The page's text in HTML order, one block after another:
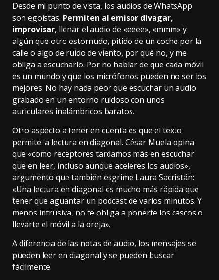
Desde mi punto de vista, los audios de WhatsApp
son egoístas. Permiten al emisor divagar,
improvisar, llenar el audio de «eeee», «mmm» y
algún que otro estornudo, pitido de un coche por la
calle o algo de ruido de viento, por qué no, y me
obliga a escucharlo. Por no hablar de que cada móvil
es un mundo y que los micrófonos pueden no ser los
mejores. No hay nada peor que escuchar un audio
grabado en un entorno ruidoso con unos
auriculares inalámbricos baratos.
Otro aspecto a tener en cuenta es que el texto
permite la lectura en diagonal. César Muela opina
que «como receptores tardamos más en escuchar
que en leer, incluso aunque aceleres los audios»,
argumento que también esgrime Laura Sacristán:
«Una lectura en diagonal es mucho más rápida que
tener que aguantar un podcast de varios minutos. Y
menos intrusiva, no te obliga a ponerte los cascos o
llevarte el móvil a la oreja».
A diferencia de las notas de audio, los mensajes se
pueden leer en diagonal y se pueden buscar
fácilmente